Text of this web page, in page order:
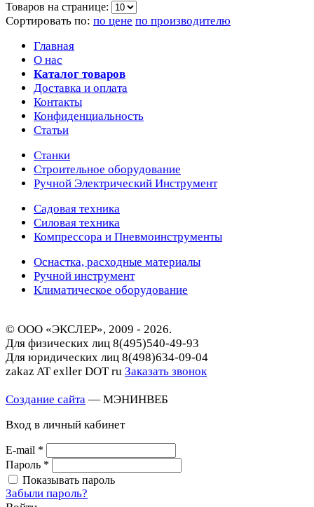
Товаров на странице:
Сортировать по: по цене по производителю
Главная
О нас
Каталог товаров
Доставка и оплата
Контакты
Конфиденциальность
Статьи
Станки
Строительное оборудование
Ручной Электрический Инструмент
Садовая техника
Силовая техника
Компрессора и Пневмоинструменты
Оснастка, расходные материалы
Ручной инструмент
Климатическое оборудование
© ООО «ЭКСЛЕР», 2009 - 2026.
Для физических лиц 8(495)540-49-93
Для юридических лиц 8(498)634-09-04
zakaz AT exller DOT ru Заказать звонок
Создание сайта — МЭНИНВЕБ
Вход в личный кабинет
E-mail *
Пароль *
Показывать пароль
Забыли пароль?